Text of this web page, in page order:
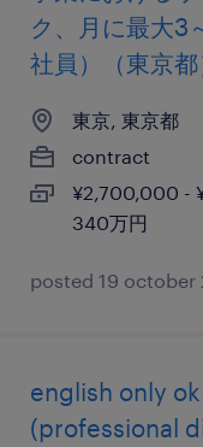
ク、月に最大3
社員）（東京都
東京, 東京都
contract
¥2,700,000 -
340万円
posted 19 october
english only
(professional